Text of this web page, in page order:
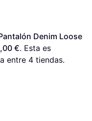
Denim Loose
€. Esta es
entre 4 tiendas.